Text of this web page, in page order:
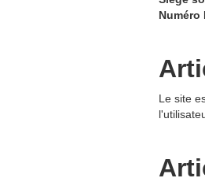
Numéro
Le site